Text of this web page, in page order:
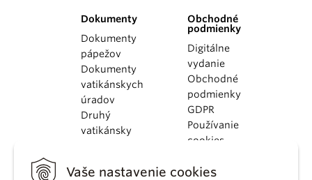
Vaše nastavenie cookies
Dokumenty
Dokumenty
pápežov
Dokumenty
vatikánskych
úradov
Druhý
vatikánsky
KBS
Obchodné
podmienky
Digitálne
vydanie
Obchodné
podmienky
GDPR
Používanie
cookies